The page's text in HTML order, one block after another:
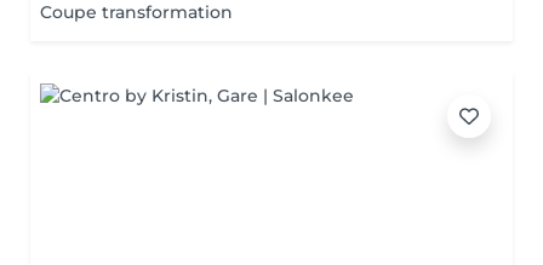
Coupe transformation